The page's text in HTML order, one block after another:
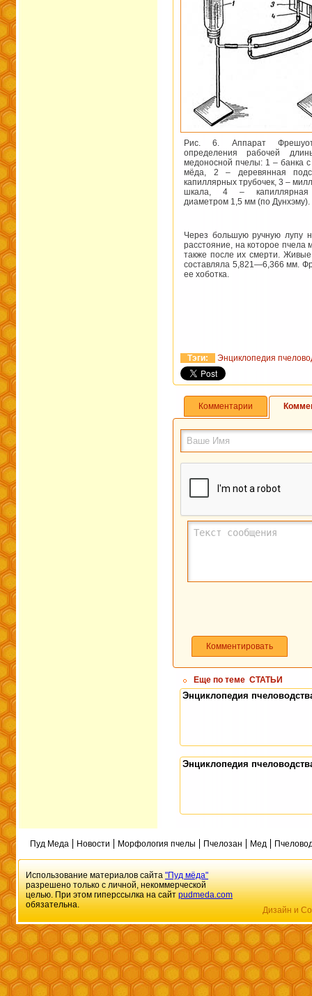
Рис. 6. Аппарат
определения рабочей
медоносной пчелы: 1 – банка
мёда, 2 – деревянная
капиллярных трубочек, 3 –
шкала, 4 – капиллярная
диаметром 1,5 мм (по Дунхэму).
Через большую ручную лупу
расстояние, на которое пчела
также после их смерти.
составляла 5,821—6,366 мм.
ее хоботка.
Тэги: Энциклопедия
Комментарии
Комментировать
Еще по теме СТАТЬИ
Энциклопедия
Энциклопедия
Пуд Меда Новости Морфология пчелы Пчелозан Мед
Использование материалов сайта"Пуд мёда"
разрешено только с личной, некоммерческой
целью. При этом гиперссылка на сайтpudmeda.com
обязательна.
Дизайн и